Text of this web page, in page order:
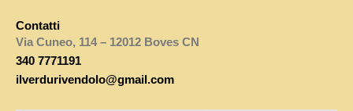
Contatti
Via Cuneo, 114 – 12012 Boves CN
340 7771191
ilverdurivendolo@gmail.com